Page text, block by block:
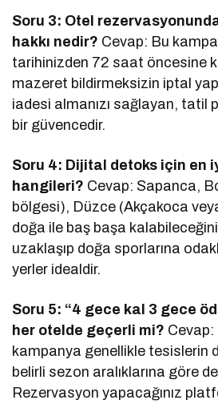
Soru 3: Otel
hakkı nedir? Cevap: Bu
tarihinizden 72 saat öncesine
mazeret bildirmeksizin iptal
iadesi almanızı sağlayan, tatil
bir güvencedir.
Soru 4: Dijital detoks için en
hangileri? Cevap: Sapanca,
bölgesi), Düzce (Akçakoca
doğa ile baş başa
uzaklaşıp doğa sporlarına
yerler idealdir.
Soru 5: “4 gece kal 3 gece
her otelde geçerli mi? Cevap:
kampanya genellikle tesislerin
belirli sezon aralıklarına göre
Rezervasyon yapacağınız